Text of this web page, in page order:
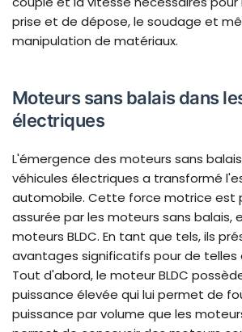
prise et de dépose, le soudage et
manipulation de matériaux.
Moteurs sans balais dans
électriques
L'émergence des moteurs sans
véhicules électriques a transformé
automobile. Cette force motrice est
assurée par les moteurs sans balais,
moteurs BLDC. En tant que tels, ils
avantages significatifs pour de telles
Tout d'abord, le moteur BLDC
puissance élevée qui lui permet de
puissance par volume que les